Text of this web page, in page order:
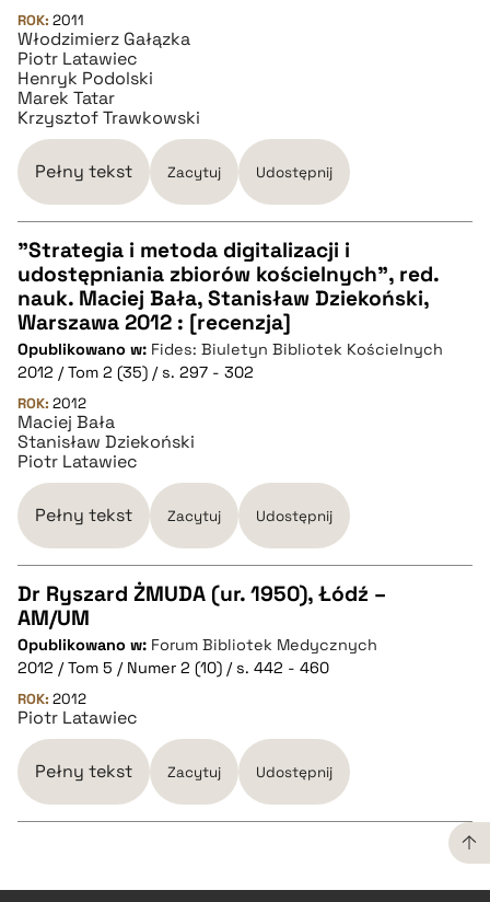
BIBTEX
pobierz cytat
ROK: 2011
Włodzimierz Gałązka
Piotr Latawiec
Henryk Podolski
Marek Tatar
Krzysztof Trawkowski
Pełny tekst Zacytuj Udostępnij
CZYSTY TEKST
pobierz cytat
BIBTEX
pobierz cytat
"Strategia i metoda digitalizacji i
udostępniania zbiorów kościelnych", red.
nauk. Maciej Bała, Stanisław Dziekoński,
Warszawa 2012 : [recenzja]
Opublikowano w: Fides: Biuletyn Bibliotek Kościelnych
2012 / Tom 2 (35) / s. 297 - 302
ROK: 2012
Maciej Bała
Stanisław Dziekoński
Piotr Latawiec
Pełny tekst Zacytuj Udostępnij
CZYSTY TEKST
pobierz cytat
BIBTEX
pobierz cytat
Dr Ryszard ŻMUDA (ur. 1950), Łódź –
AM/UM
Opublikowano w: Forum Bibliotek Medycznych
2012 / Tom 5 / Numer 2 (10) / s. 442 - 460
ROK: 2012
Piotr Latawiec
Pełny tekst Zacytuj Udostępnij
CZYSTY TEKST